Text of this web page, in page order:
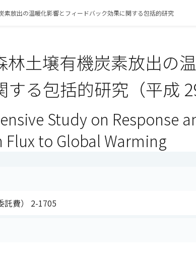
素放出の温暖化影響とフィードバック効果に関する包括的研究
林土壌有機炭素放出の
する包括的研究（平成
Study on Response
Flux to Global Warming
託費） 2-1705